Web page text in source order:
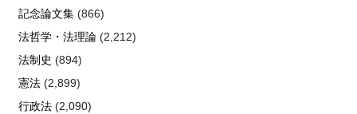
記念論文集(866)
法哲学・法理論(2,212)
法制史 (894)
憲法(2,899)
行政法(2,090)